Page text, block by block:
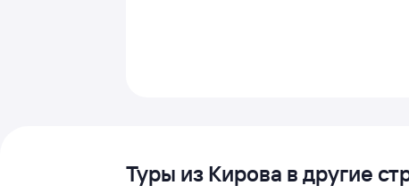
Туры из Кирова в другие